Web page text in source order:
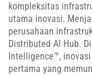
kompleksitas
utama inovasi.
perusahaan
Distributed AI Hub.
Intelligence™,
pertama yang